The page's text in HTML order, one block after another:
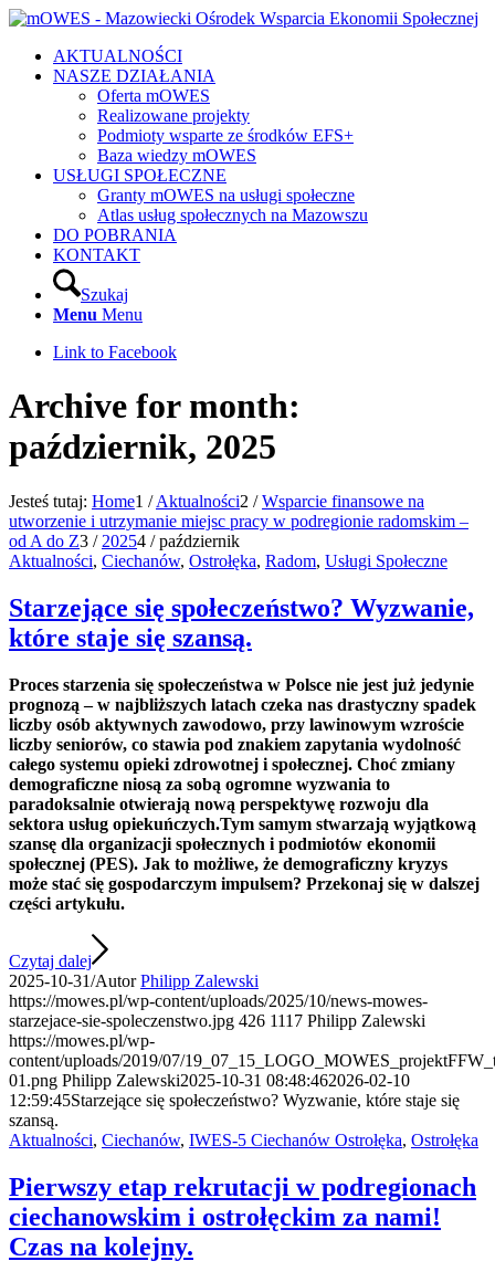
AKTUALNOŚCI
NASZE DZIAŁANIA
Oferta mOWES
Realizowane projekty
Podmioty wsparte ze środków EFS+
Baza wiedzy mOWES
USŁUGI SPOŁECZNE
Granty mOWES na usługi społeczne
Atlas usług społecznych na Mazowszu
DO POBRANIA
KONTAKT
Szukaj
Menu Menu
Link to Facebook
Archive for month:
październik, 2025
Jesteś tutaj: Home1 / Aktualności2 / Wsparcie finansowe na
utworzenie i utrzymanie miejsc pracy w podregionie radomskim –
od A do Z3 / 20254 / październik
Aktualności, Ciechanów, Ostrołęka, Radom, Usługi Społeczne
Starzejące się społeczeństwo? Wyzwanie,
które staje się szansą.
Proces starzenia się społeczeństwa w Polsce nie jest już jedynie
prognozą – w najbliższych latach czeka nas drastyczny spadek
liczby osób aktywnych zawodowo, przy lawinowym wzroście
liczby seniorów, co stawia pod znakiem zapytania wydolność
całego systemu opieki zdrowotnej i społecznej. Choć zmiany
demograficzne niosą za sobą ogromne wyzwania to
paradoksalnie otwierają nową perspektywę rozwoju dla
sektora usług opiekuńczych.Tym samym stwarzają wyjątkową
szansę dla organizacji społecznych i podmiotów ekonomii
społecznej (PES). Jak to możliwe, że demograficzny kryzys
może stać się gospodarczym impulsem? Przekonaj się w dalszej
części artykułu.
Czytaj dalej
2025-10-31/AutorPhilipp Zalewski
https://mowes.pl/wp-content/uploads/2025/10/news-mowes-
starzejace-sie-spoleczenstwo.jpg 426 1117 Philipp Zalewski
https://mowes.pl/wp-
content/uploads/2019/07/
01.png Philipp Zalewski2025-10-31 08:48:462026-02-10
12:59:45Starzejące się społeczeństwo? Wyzwanie, które staje się
szansą.
Aktualności, Ciechanów, IWES-5 Ciechanów Ostrołęka, Ostrołęka
Pierwszy etap rekrutacji w podregionach
ciechanowskim i ostrołęckim za nami!
Czas na kolejny.